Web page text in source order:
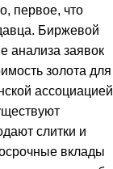
первое, что
Биржевой
анализа заявок
золота для
ассоциацией
слитки и
вклады